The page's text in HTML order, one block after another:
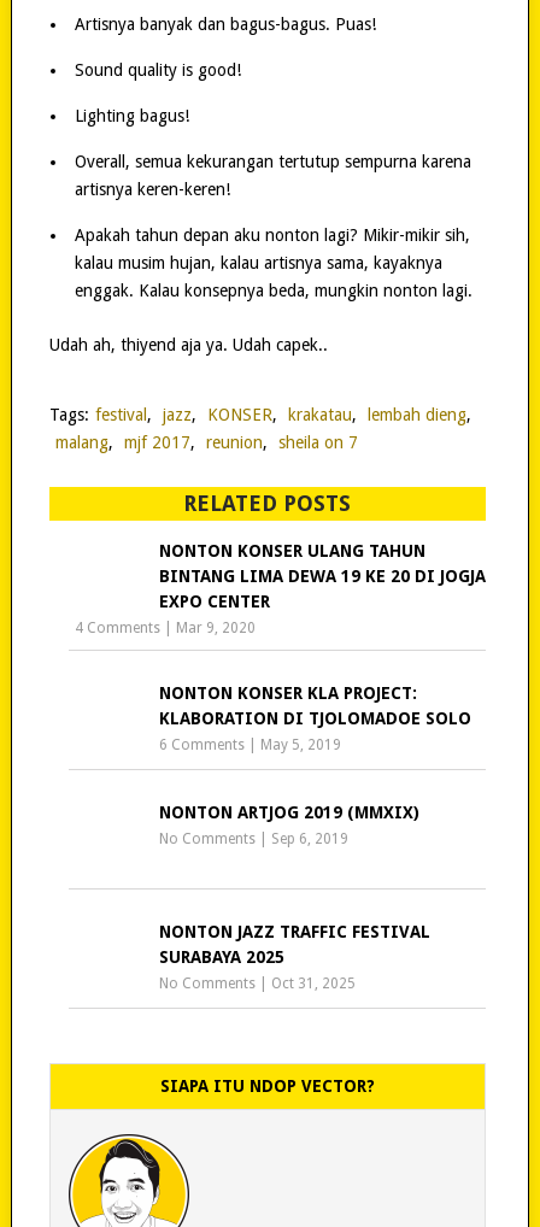
Artisnya banyak dan bagus-bagus. Puas!
Sound quality is good!
Lighting bagus!
Overall, semua kekurangan tertutup sempurna karena
artisnya keren-keren!
Apakah tahun depan aku nonton lagi? Mikir-mikir sih,
kalau musim hujan, kalau artisnya sama, kayaknya
enggak. Kalau konsepnya beda, mungkin nonton lagi.
Udah ah, thiyend aja ya. Udah capek..
Tags: festival , jazz, KONSER, krakatau, lembah dieng,
malang, mjf 2017, reunion, sheila on 7
RELATED POSTS
NONTON KONSER ULANG TAHUN
BINTANG LIMA DEWA 19 KE 20 DI JOGJA
EXPO CENTER
4 Comments Mar 9, 2020
NONTON KONSER KLA PROJECT:
KLABORATION DI TJOLOMADOE SOLO
6 Comments May 5, 2019
NONTON ARTJOG 2019 (MMXIX)
No Comments Sep 6, 2019
NONTON JAZZ TRAFFIC FESTIVAL
SURABAYA 2025
No Comments Oct 31, 2025
SIAPA ITU NDOP VECTOR?